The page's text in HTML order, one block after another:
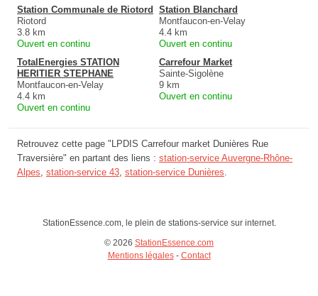
Station Communale de Riotord
Riotord
3.8 km
Ouvert en continu
Station Blanchard
Montfaucon-en-Velay
4.4 km
Ouvert en continu
TotalEnergies STATION
HERITIER STEPHANE
Montfaucon-en-Velay
4.4 km
Ouvert en continu
Carrefour Market
Sainte-Sigolène
9 km
Ouvert en continu
Retrouvez cette page "LPDIS Carrefour market Dunières Rue
Traversière" en partant des liens : station-service Auvergne-Rhône-
Alpes station-service 43 station-service Dunières
StationEssence.com, le plein de stations-service sur internet.
© 2026 StationEssence.com
Mentions légales- Contact